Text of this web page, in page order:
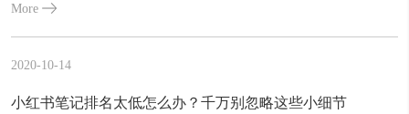
More
2020-10-14
小红书笔记排名太低怎么办？千万别忽略这些小细节